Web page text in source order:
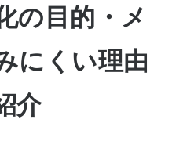
の目的・メ
にくい理由
介